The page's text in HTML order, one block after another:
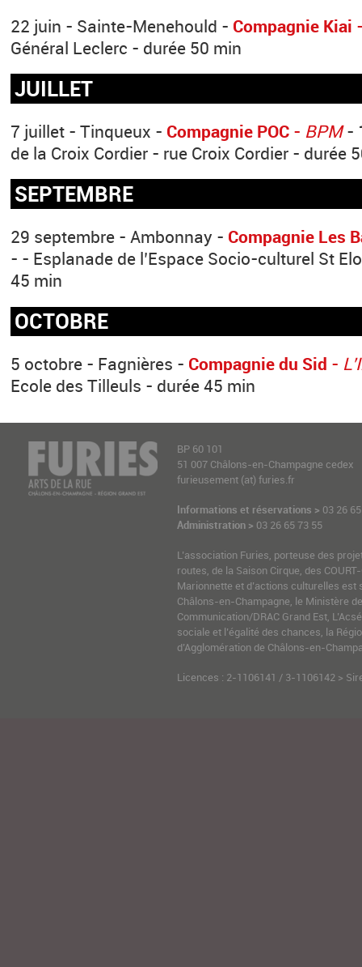
22 juin - Sainte-Menehould - Compagnie Kiai
Général Leclerc - durée 50 min
JUILLET
7 juillet - Tinqueux - Compagnie POC - BPM-
de la Croix Cordier - rue Croix Cordier - durée
SEPTEMBRE
29 septembre - Ambonnay - Compagnie Les
- - Esplanade de l’Espace Socio-culturel St
45 min
OCTOBRE
5 octobre - Fagnières - Compagnie du Sid -
Ecole des Tilleuls - durée 45 min
BP 60 101
51 007 Châlons-en-Champagne cedex
furieusement (at) furies.fr
Informations et réservations > 03 26
Administration > 03 26 65 73 55
L’association Furies, porteuse des
routes, de la Saison Cirque, des
Marionnette et d’actions culturelles est
Châlons-en-Champagne, le Ministère
Communication/DRAC Grand Est,
sociale et l’égalité des chances, la
d’Agglomération de Châlons-en-
Licences : 2-1106141 / 3-1106142 >